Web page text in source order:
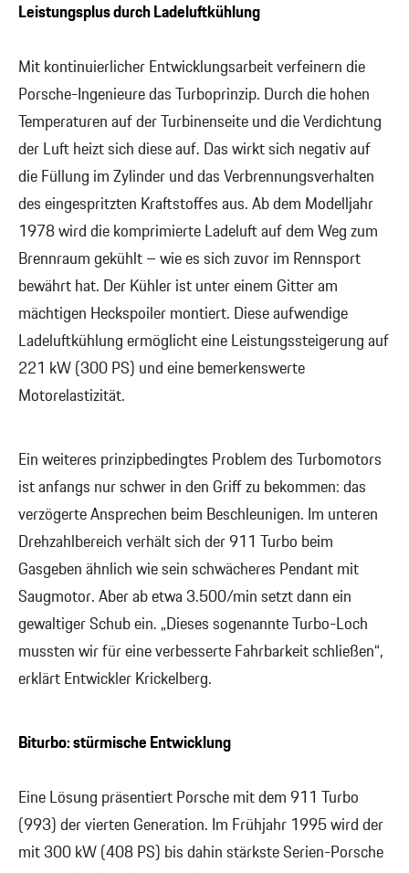
Leistungsplus durch Ladeluftkühlung
Mit kontinuierlicher Entwicklungsarbeit verfeinern die
Porsche-Ingenieure das Turboprinzip. Durch die hohen
Temperaturen auf der Turbinenseite und die Verdichtung
der Luft heizt sich diese auf. Das wirkt sich negativ auf
die Füllung im Zylinder und das Verbrennungsverhalten
des eingespritzten Kraftstoffes aus. Ab dem Modelljahr
1978 wird die komprimierte Ladeluft auf dem Weg zum
Brennraum gekühlt – wie es sich zuvor im Rennsport
bewährt hat. Der Kühler ist unter einem Gitter am
mächtigen Heckspoiler montiert. Diese aufwendige
Ladeluftkühlung ermöglicht eine Leistungssteigerung auf
221 kW (300 PS) und eine bemerkenswerte
Motorelastizität.
Ein weiteres prinzipbedingtes Problem des Turbomotors
ist anfangs nur schwer in den Griff zu bekommen: das
verzögerte Ansprechen beim Beschleunigen. Im unteren
Drehzahlbereich verhält sich der 911 Turbo beim
Gasgeben ähnlich wie sein schwächeres Pendant mit
Saugmotor. Aber ab etwa 3.500/min setzt dann ein
gewaltiger Schub ein. „Dieses sogenannte Turbo-Loch
mussten wir für eine verbesserte Fahrbarkeit schließen“,
erklärt Entwickler Krickelberg.
Biturbo: stürmische Entwicklung
Eine Lösung präsentiert Porsche mit dem 911 Turbo
(993) der vierten Generation. Im Frühjahr 1995 wird der
mit 300 kW (408 PS) bis dahin stärkste Serien-Porsche